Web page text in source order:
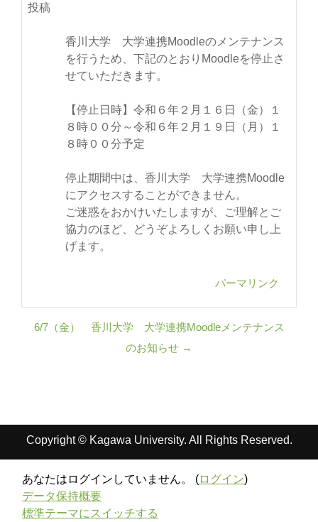
投稿
香川大学 大学連携Moodleのメンテナンス
を行うため、下記のとおりMoodleを停止さ
せていただきます。
【停止日時】令和６年２月１６日（金）１
８時００分～令和６年２月１９日（月）１
８時００分予定
停止期間中は、香川大学 大学連携Moodle
にアクセスすることができません。
ご迷惑をおかけいたしますが、ご理解とご
協力のほど、どうぞよろしくお願い申し上
げます。
パーマリンク
6/7（金） 香川大学 大学連携Moodleメンテナンス
のお知らせ →
Copyright © Kagawa University. All Rights Reserved.
あなたはログインしていません。 (ログイン)
データ保持概要
標準テーマにスイッチする